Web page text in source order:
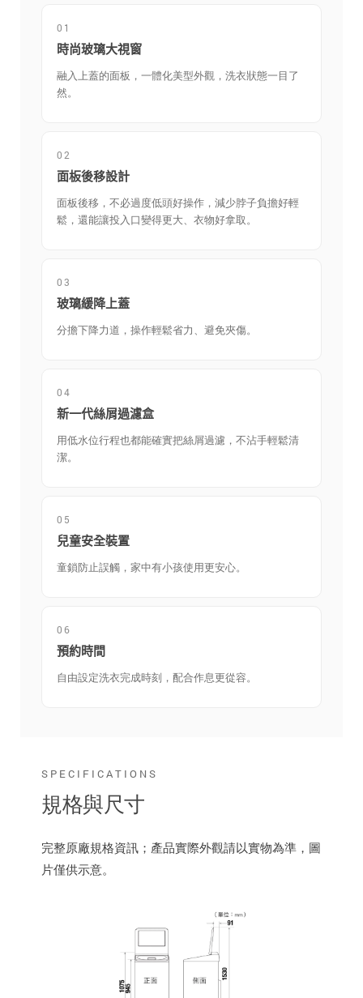
01
時尚玻璃大視窗
融入上蓋的面板，一體化美型外觀，洗衣狀態一目了
然。
02
面板後移設計
面板後移，不必過度低頭好操作，減少脖子負擔好輕
鬆，還能讓投入口變得更大、衣物好拿取。
03
玻璃緩降上蓋
分擔下降力道，操作輕鬆省力、避免夾傷。
04
新一代絲屑過濾盒
用低水位行程也都能確實把絲屑過濾，不沾手輕鬆清
潔。
05
兒童安全裝置
童鎖防止誤觸，家中有小孩使用更安心。
06
預約時間
自由設定洗衣完成時刻，配合作息更從容。
SPECIFICATIONS
規格與尺寸
完整原廠規格資訊；產品實際外觀請以實物為準，圖
片僅供示意。